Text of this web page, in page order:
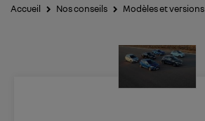
Accueil Nos conseils Modèles et versions